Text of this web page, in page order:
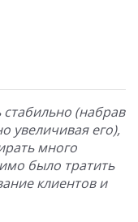
(набрав
увеличивая его),
много
было тратить
клиентов и